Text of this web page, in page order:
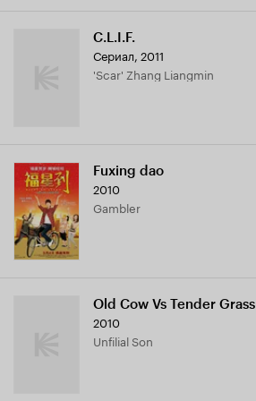
C.L.I.F.
Сериал, 2011
'Scar' Zhang Liangmin
Fuxing dao
2010
Gambler
Old Cow Vs Tender Grass
2010
Unfilial Son